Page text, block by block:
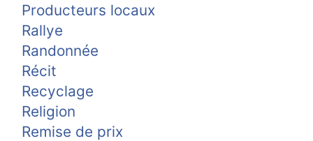
Producteurs locaux
Rallye
Randonnée
Récit
Recyclage
Religion
Remise de prix